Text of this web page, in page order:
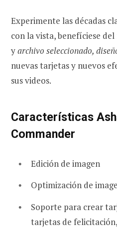
Experimente las décadas
con la vista, benefíciese
yarchivo seleccionado,
nuevas tarjetas y nuevos
sus videos.
Características
Commander
Edición de imagen
Optimización de
Soporte para crear
tarjetas de